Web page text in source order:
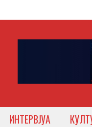
ИНТЕРВЈУА